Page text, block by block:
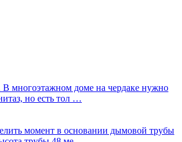
многоэтажном доме на чердаке нужно
но есть тол …
момент в основании дымовой трубы